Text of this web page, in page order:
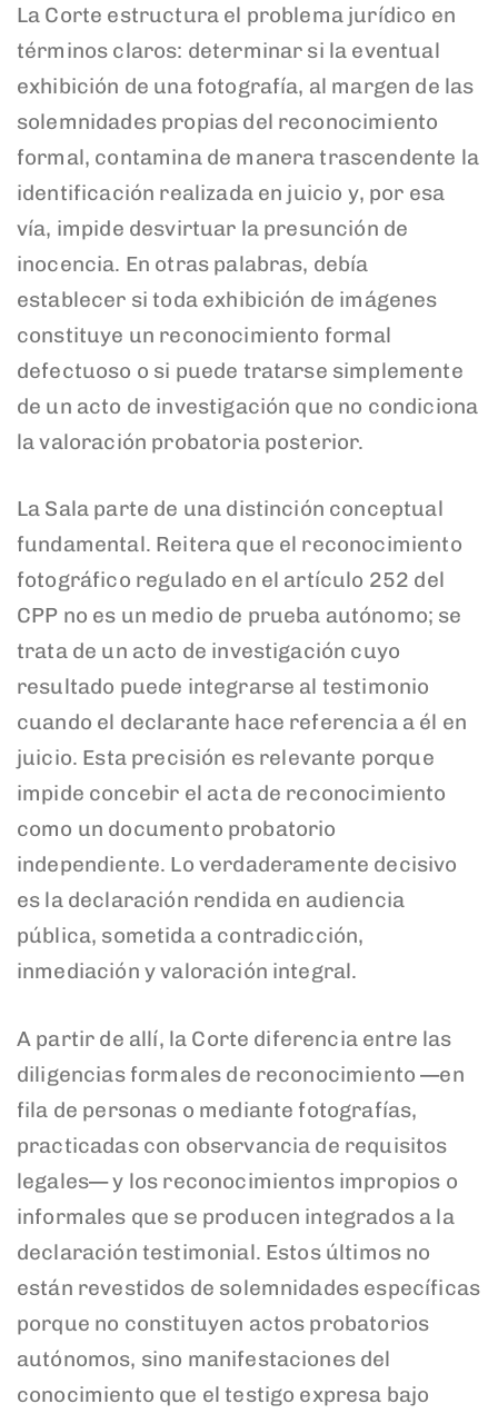
La Corte estructura el problema jurídico en
términos claros: determinar si la eventual
exhibición de una fotografía, al margen de las
solemnidades propias del reconocimiento
formal, contamina de manera trascendente la
identificación realizada en juicio y, por esa
vía, impide desvirtuar la presunción de
inocencia. En otras palabras, debía
establecer si toda exhibición de imágenes
constituye un reconocimiento formal
defectuoso o si puede tratarse simplemente
de un acto de investigación que no condiciona
la valoración probatoria posterior.
La Sala parte de una distinción conceptual
fundamental. Reitera que el reconocimiento
fotográfico regulado en el artículo 252 del
CPP no es un medio de prueba autónomo; se
trata de un acto de investigación cuyo
resultado puede integrarse al testimonio
cuando el declarante hace referencia a él en
juicio. Esta precisión es relevante porque
impide concebir el acta de reconocimiento
como un documento probatorio
independiente. Lo verdaderamente decisivo
es la declaración rendida en audiencia
pública, sometida a contradicción,
inmediación y valoración integral.
A partir de allí, la Corte diferencia entre las
diligencias formales de reconocimiento —en
fila de personas o mediante fotografías,
practicadas con observancia de requisitos
legales— y los reconocimientos impropios o
informales que se producen integrados a la
declaración testimonial. Estos últimos no
están revestidos de solemnidades específicas
porque no constituyen actos probatorios
autónomos, sino manifestaciones del
conocimiento que el testigo expresa bajo